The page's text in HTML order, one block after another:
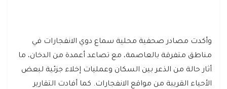
وأكدت مصادر صحفية محلية سماع دوي الانفجارات في
مناطق متفرقة بالعاصمة، مع تصاعد أعمدة من الدخان، ما
أثار حالة من الذعر بين السكان وعمليات إخلاء جزئية لبعض
الأحياء القريبة من مواقع الانفجارات. كما أفادت التقارير